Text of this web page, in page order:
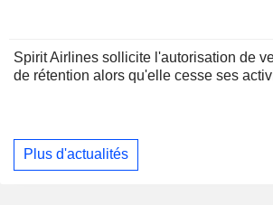
Spirit Airlines sollicite l'autorisation de
de rétention alors qu'elle cesse ses
Plus d'actualités